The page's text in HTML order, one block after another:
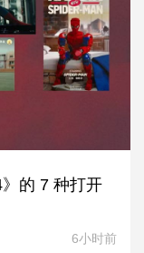
的 7 种打开
6小时前